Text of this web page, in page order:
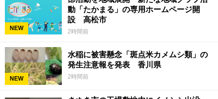
NEW
動「たかまる」の専用ホームページ開
設 高松市
2時間前
NEW
水稲に被害懸念「斑点米カメムシ類」の
発生注意報を発表 香川県
2時間前